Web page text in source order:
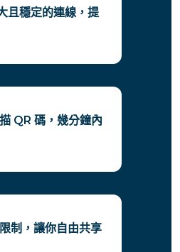
且穩定的連線，提
QR 碼，幾分鐘內
制，讓你自由共享